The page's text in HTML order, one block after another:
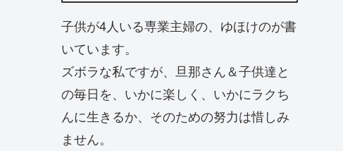
子供が4人いる専業主婦の、ゆほけのが書
いています。
ズボラな私ですが、旦那さん＆子供達と
の毎日を、いかに楽しく、いかにラクち
んに生きるか、そのための努力は惜しみ
ません。